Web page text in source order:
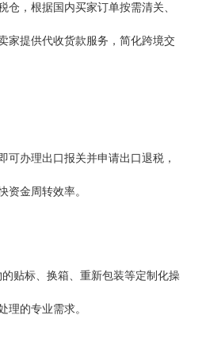
仓，根据国内买家订单按需清关、
家提供代收货款服务，简化跨境交
可办理出口报关并申请出口退税，
资金周转效率。
贴标、换箱、重新包装等定制化操
理的专业需求。